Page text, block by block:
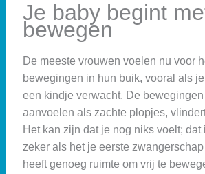
Je baby begint
bewegen
De meeste vrouwen voelen nu voor
bewegingen in hun buik, vooral als
een kindje verwacht. De
aanvoelen als zachte plopjes,
Het kan zijn dat je nog niks voelt; dat
zeker als het je eerste
heeft genoeg ruimte om vrij te